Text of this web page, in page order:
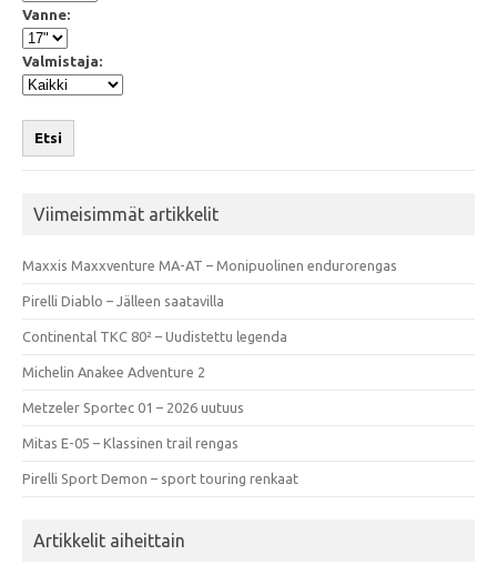
Vanne:
Valmistaja:
Etsi
Viimeisimmät artikkelit
Maxxis Maxxventure MA-AT – Monipuolinen endurorengas
Pirelli Diablo – Jälleen saatavilla
Continental TKC 80² – Uudistettu legenda
Michelin Anakee Adventure 2
Metzeler Sportec 01 – 2026 uutuus
Mitas E-05 – Klassinen trail rengas
Pirelli Sport Demon – sport touring renkaat
Artikkelit aiheittain